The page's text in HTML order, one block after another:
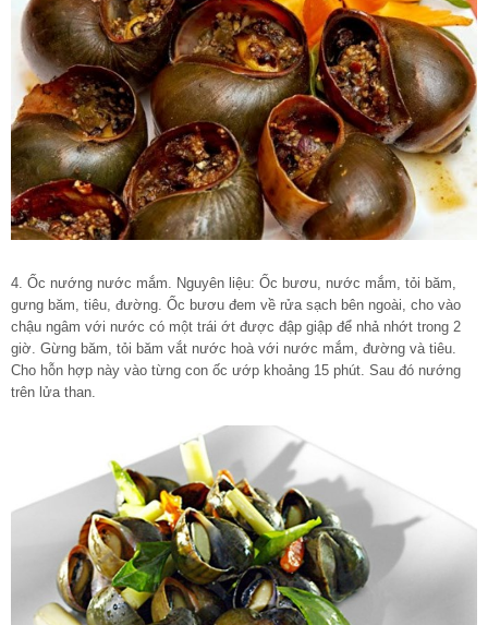
4. Ốc nướng nước mắm. Nguyên liệu: Ốc bươu, nước mắm, tỏi băm,
gưng băm, tiêu, đường. Ốc bươu đem về rửa sạch bên ngoài, cho vào
chậu ngâm với nước có một trái ớt được đập giập để nhả nhớt trong 2
giờ. Gừng băm, tỏi băm vắt nước hoà với nước mắm, đường và tiêu.
Cho hỗn hợp này vào từng con ốc ướp khoảng 15 phút. Sau đó nướng
trên lửa than.